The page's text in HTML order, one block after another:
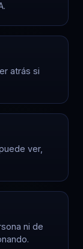
atrás si
ver,
ni de